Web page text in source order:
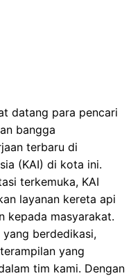
datang para pencari
bangga
terbaru di
(KAI) di kota ini.
terkemuka, KAI
layanan kereta api
kepada masyarakat.
berdedikasi,
yang
tim kami. Dengan